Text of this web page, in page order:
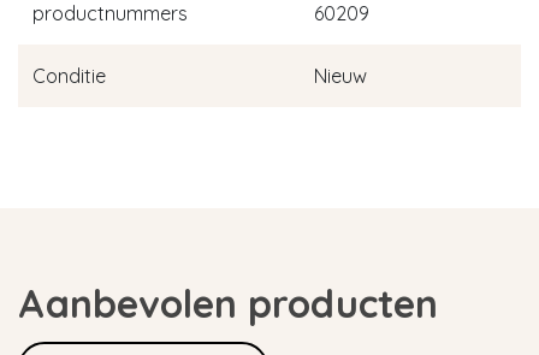
productnummers
60209
Conditie Nieuw
Aanbevolen producten